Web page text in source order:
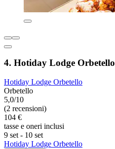
4. Hotiday Lodge Orbetello
Hotiday Lodge Orbetello
Orbetello
5,0/10
(2 recensioni)
104 €
tasse e oneri inclusi
9 set - 10 set
Hotiday Lodge Orbetello